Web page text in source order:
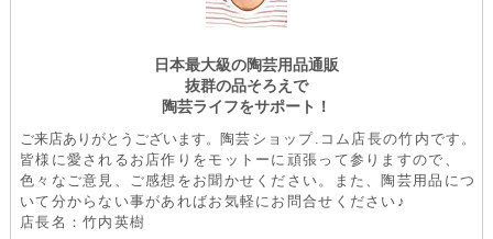
日本最大級の陶芸用品通販
抜群の品そろえで
陶芸ライフをサポート！
ご来店ありがとうございます。 陶芸ショップ.コム店長の竹内です。
皆様に愛されるお店作りをモットーに頑張って参りますので、
色々なご意見、ご感想をお聞かせください。また、陶芸用品につ
いて分からない事があればお気軽にお問合せください♪
店長名：竹内英樹